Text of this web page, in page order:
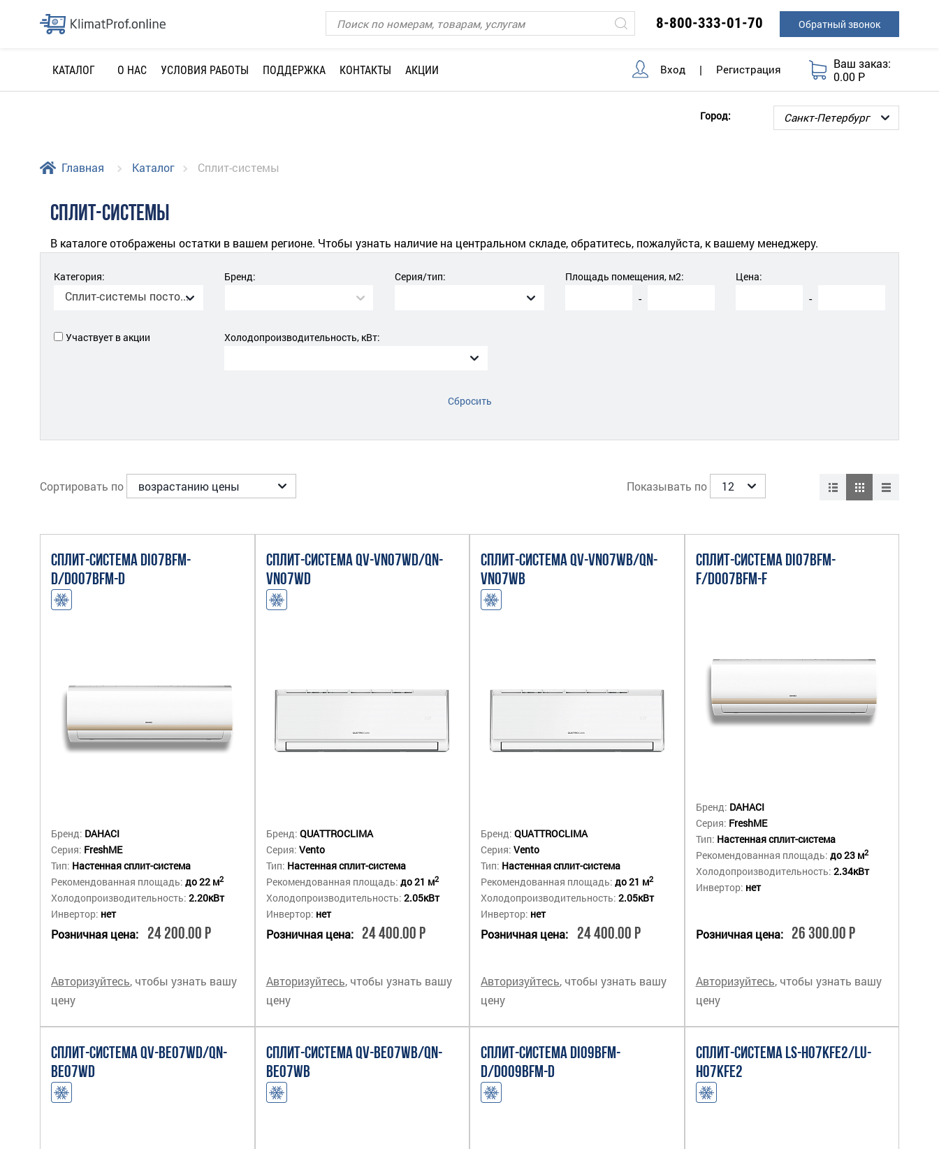
8-800-333-01-70 Обратный звонок
КАТАЛОГ О НАС УСЛОВИЯ РАБОТЫ ПОДДЕРЖКА КОНТАКТЫ АКЦИИ Вход | Регистрация
Ваш заказ:
0.00 Р
Город:
Главная Каталог Сплит-системы
СПЛИТ-СИСТЕМЫ
В каталоге отображены остатки в вашем регионе. Чтобы узнать наличие на центральном складе, обратитесь, пожалуйста, к вашему менеджеру.
Категория:
Сплит-системы постоянной производительности
Бренд: Серия/тип: Площадь помещения, м2:
-
Цена:
-
Участвует в акции Холодопроизводительность, кВт:
Сбросить
Сортировать по Показывать по
СПЛИТ-СИСТЕМА DI07BFM-
D/DO07BFM-D
Бренд: DAHACI
Серия: FreshME
Тип: Настенная сплит-система
Рекомендованная площадь: до 22 м2
Холодопроизводительность: 2.20кВт
Инвертор: нет
Розничная цена: 24 200.00 Р
Авторизуйтесь, чтобы узнать вашу
цену
СПЛИТ-СИСТЕМА QV-VN07WD/QN-
VN07WD
Бренд: QUATTROCLIMA
Серия: Vento
Тип: Настенная сплит-система
Рекомендованная площадь: до 21 м2
Холодопроизводительность: 2.05кВт
Инвертор: нет
Розничная цена: 24 400.00 Р
Авторизуйтесь, чтобы узнать вашу
цену
СПЛИТ-СИСТЕМА QV-VN07WB/QN-
VN07WB
Бренд: QUATTROCLIMA
Серия: Vento
Тип: Настенная сплит-система
Рекомендованная площадь: до 21 м2
Холодопроизводительность: 2.05кВт
Инвертор: нет
Розничная цена: 24 400.00 Р
Авторизуйтесь, чтобы узнать вашу
цену
СПЛИТ-СИСТЕМА DI07BFM-
F/DO07BFM-F
Бренд: DAHACI
Серия: FreshME
Тип: Настенная сплит-система
Рекомендованная площадь: до 23 м2
Холодопроизводительность: 2.34кВт
Инвертор: нет
Розничная цена: 26 300.00 Р
Авторизуйтесь, чтобы узнать вашу
цену
СПЛИТ-СИСТЕМА QV-BE07WD/QN-
BE07WD
СПЛИТ-СИСТЕМА QV-BE07WB/QN-
BE07WB
СПЛИТ-СИСТЕМА DI09BFM-
D/DO09BFM-D
СПЛИТ-СИСТЕМА LS-H07KFE2/LU-
H07KFE2